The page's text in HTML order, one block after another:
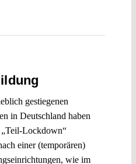
gestiegenen
in Deutschland haben
„Teil-Lockdown“
einer (temporären)
wie im